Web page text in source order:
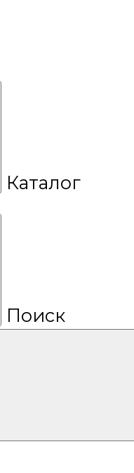
Каталог
Поиск